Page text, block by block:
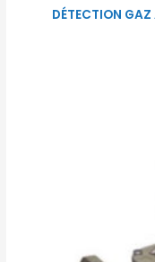
DÉTECTION